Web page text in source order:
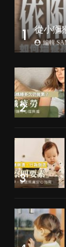
1 編輯
2
3